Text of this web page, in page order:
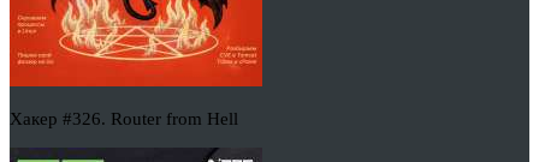
Хакер #326. Router from Hell